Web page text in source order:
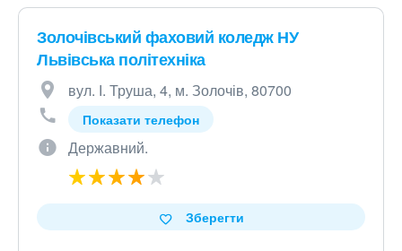
Золочівський фаховий коледж НУ
Львівська політехніка
вул. І. Труша, 4, м. Золочів, 80700
Показати телефон
Державний.
Зберегти